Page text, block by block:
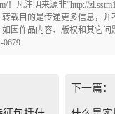
！凡注明来源非“http://
载目的是传递更多信息，并
因作品内容、版权和其它问
0679
下一篇：